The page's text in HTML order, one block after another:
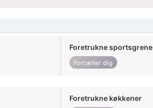
Foretrukne sportsgrene
Fortæller dig
Foretrukne køkkener